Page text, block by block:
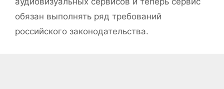
обязан выполнять ряд требований
российского законодательства.